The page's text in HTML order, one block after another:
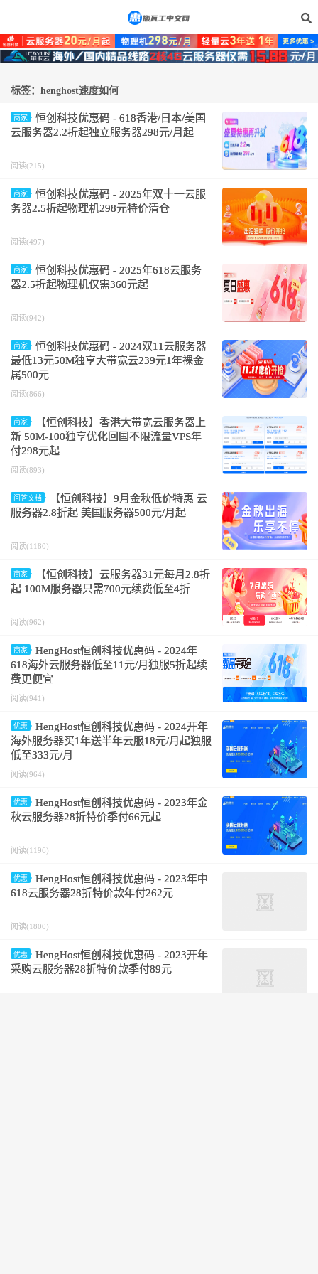
标签：henghost速度如何
商家
恒创科技优惠码 - 618香港/日本/美国
云服务器2.2折起独立服务器298元/月起
阅读(215)
商家
恒创科技优惠码 - 2025年双十一云服
务器2.5折起物理机298元特价清仓
阅读(497)
商家
恒创科技优惠码 - 2025年618云服务
器2.5折起物理机仅需360元起
阅读(942)
商家
恒创科技优惠码 - 2024双11云服务器
最低13元50M独享大带宽云239元1年裸金
属500元
阅读(866)
商家
【恒创科技】香港大带宽云服务器上
新 50M-100独享优化回国不限流量VPS年
付298元起
阅读(893)
问答文档
【恒创科技】9月金秋低价特惠 云
服务器2.8折起 美国服务器500元/月起
阅读(1180)
商家
【恒创科技】云服务器31元每月2.8折
起 100M服务器只需700元续费低至4折
阅读(962)
商家
HengHost恒创科技优惠码 - 2024年
618海外云服务器低至11元/月独服5折起续
费更便宜
阅读(941)
优惠
HengHost恒创科技优惠码 - 2024开年
海外服务器买1年送半年云服18元/月起独服
低至333元/月
阅读(964)
优惠
HengHost恒创科技优惠码 - 2023年金
秋云服务器28折特价季付66元起
阅读(1196)
优惠
HengHost恒创科技优惠码 - 2023年中
618云服务器28折特价款年付262元
阅读(1800)
优惠
HengHost恒创科技优惠码 - 2023开年
采购云服务器28折特价款季付89元